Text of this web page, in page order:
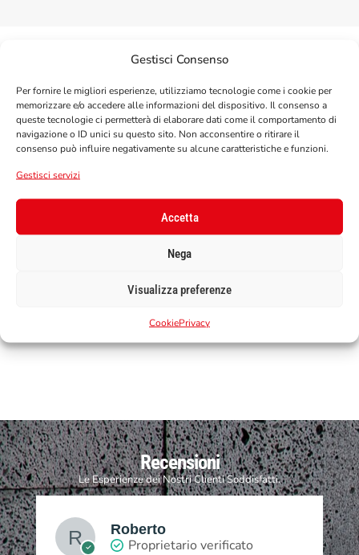
Gestisci Consenso
Per fornire le migliori esperienze, utilizziamo tecnologie come i cookie per
memorizzare e/o accedere alle informazioni del dispositivo. Il consenso a
queste tecnologie ci permetterà di elaborare dati come il comportamento di
navigazione o ID unici su questo sito. Non acconsentire o ritirare il
consenso può influire negativamente su alcune caratteristiche e funzioni.
Gestisci servizi
Accetta
Nega
Visualizza preferenze
CookiePrivacy
Chi siamo
Scopri l'azienda
Recensioni
Le Esperienze dei Nostri Clienti Soddisfatti.
Roberto
Proprietario verificato